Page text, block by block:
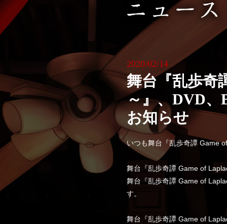
2020/02/14
舞台『乱歩奇
～』、DVD、
お知らせ
いつも舞台『乱歩奇譚 Game
舞台『乱歩奇譚 Game of
舞台『乱歩奇譚 Game of
す。
舞台『乱歩奇譚 Game of